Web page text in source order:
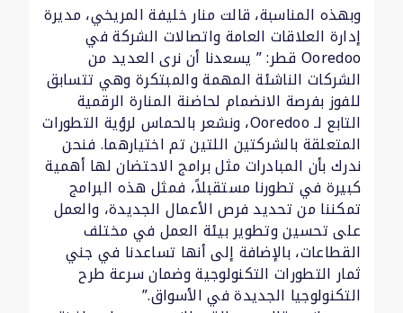
وبهذه المناسبة، قالت منار خليفة المريخي، مديرة
إدارة العلاقات العامة واتصالات الشركة في
Ooredoo قطر: ” يسعدنا أن نرى العديد من
الشركات الناشئة المهمة والمبتكرة وهي تتسابق
للفوز بفرصة الانضمام لحاضنة المنارة الرقمية
التابع لـ Ooredoo، ونشعر بالحماس لرؤية التطورات
المتعلقة بالشركتين اللتين تم اختيارهما. فنحن
ندرك بأن المبادرات مثل برامج الاحتضان لها أهمية
كبيرة في تطورنا مستقبلاً، فمثل هذه البرامج
تمكننا من تحديد فرص الأعمال الجديدة، والعمل
على تحسين وتطوير بيئة العمل في مختلف
القطاعات، بالإضافة إلى أنها تساعدنا في جني
ثمار التطورات التكنولوجية وضمان سرعة طرح
التكنولوجيا الجديدة في الأسواق.”